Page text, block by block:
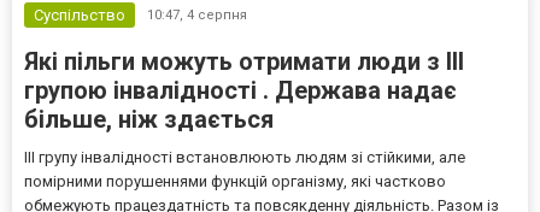
Суспільство 10:47, 4 серпня
Які пільги можуть отримати люди з III
групою інвалідності . Держава надає
більше, ніж здається
III групу інвалідності встановлюють людям зі стійкими, але
помірними порушеннями функцій організму, які частково
обмежують працездатність та повсякденну діяльність. Разом із